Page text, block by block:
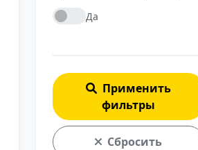
Да
Применить
фильтры
Сбросить